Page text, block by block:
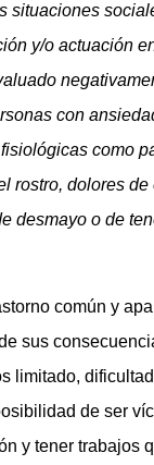
situaciones
y/o actuación
con
como
rostro, dolores de
desmayo o de
común y
sus
limitado,
de ser
y tener trabajos